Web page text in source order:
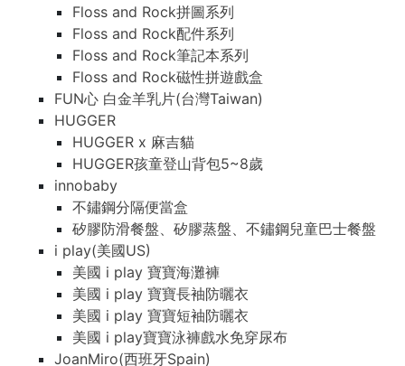
Floss and Rock拼圖系列
Floss and Rock配件系列
Floss and Rock筆記本系列
Floss and Rock磁性拼遊戲盒
FUN心 白金羊乳片(台灣Taiwan)
HUGGER
HUGGER x 麻吉貓
HUGGER孩童登山背包5~8歲
innobaby
不鏽鋼分隔便當盒
矽膠防滑餐盤、矽膠蒸盤、不鏽鋼兒童巴士餐盤
i play(美國US)
美國 i play 寶寶海灘褲
美國 i play 寶寶長袖防曬衣
美國 i play 寶寶短袖防曬衣
美國 i play寶寶泳褲戲水免穿尿布
JoanMiro(西班牙Spain)